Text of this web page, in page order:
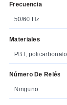
Frecuencia
50/60 Hz
Materiales
PBT, policarbonato
Número De Relés
Ninguno